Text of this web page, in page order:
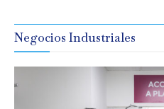
Negocios Industriales